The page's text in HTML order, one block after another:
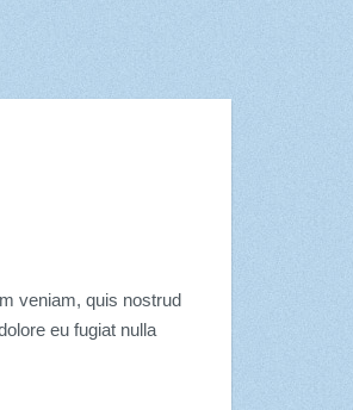
veniam, quis nostrud
eu fugiat nulla